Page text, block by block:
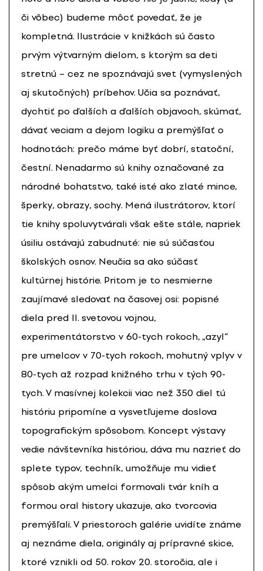
či vôbec) budeme môcť povedať, že je
kompletná. Ilustrácie v knižkách sú často
prvým výtvarným dielom, s ktorým sa deti
stretnú – cez ne spoznávajú svet (vymyslených
aj skutočných) príbehov. Učia sa poznávať,
dychtiť po ďalších a ďalších objavoch, skúmať,
dávať veciam a dejom logiku a premýšľať o
hodnotách: prečo máme byť dobrí, statoční,
čestní. Nenadarmo sú knihy označované za
národné bohatstvo, také isté ako zlaté mince,
šperky, obrazy, sochy. Mená ilustrátorov, ktorí
tie knihy spoluvytvárali však ešte stále, napriek
úsiliu ostávajú zabudnuté: nie sú súčasťou
školských osnov. Neučia sa ako súčasť
kultúrnej histórie. Pritom je to nesmierne
zaujímavé sledovať na časovej osi: popisné
diela pred II. svetovou vojnou,
experimentátorstvo v 60-tych rokoch, „azyl“
pre umelcov v 70-tych rokoch, mohutný vplyv v
80-tych až rozpad knižného trhu v tých 90-
tych. V masívnej kolekcii viac než 350 diel tú
históriu pripomíne a vysvetľujeme doslova
topografickým spôsobom. Koncept výstavy
vedie návštevníka históriou, dáva mu nazrieť do
splete typov, techník, umožňuje mu vidieť
spôsob akým umelci formovali tvár kníh a
formou oral history ukazuje, ako tvorcovia
premýšľali. V priestoroch galérie uvidíte známe
aj neznáme diela, originály aj prípravné skice,
ktoré vznikli od 50. rokov 20. storočia, ale i